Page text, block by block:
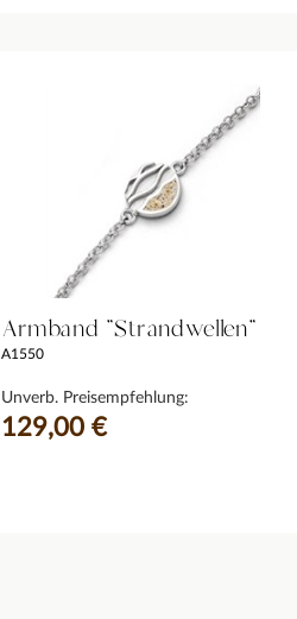
Armband "Strandwellen"
A1550
Unverb. Preisempfehlung:
129,00 €